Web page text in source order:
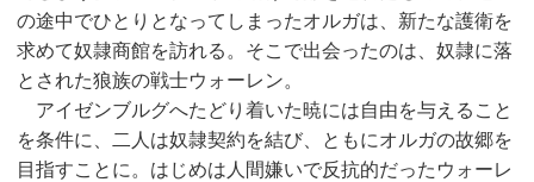
の途中でひとりとなってしまったオルガは、新たな護衛を
求めて奴隷商館を訪れる。そこで出会ったのは、奴隷に落
とされた狼族の戦士ウォーレン。
アイゼンブルグへたどり着いた暁には自由を与えること
を条件に、二人は奴隷契約を結び、ともにオルガの故郷を
目指すことに。はじめは人間嫌いで反抗的だったウォーレ